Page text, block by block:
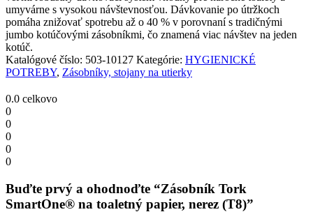
quantity
umyvárne s vysokou návštevnosťou. Dávkovanie po útržkoch
pomáha znižovať spotrebu až o 40 % v porovnaní s tradičnými
jumbo kotúčovými zásobníkmi, čo znamená viac návštev na jeden
kotúč.
Katalógové číslo: 503-10127 Kategórie: HYGIENICKÉ
POTREBY, Zásobníky, stojany na utierky
0.0 celkovo
0
0
0
0
0
Buďte prvý a ohodnoďte “Zásobník Tork
SmartOne® na toaletný papier, nerez (T8)”